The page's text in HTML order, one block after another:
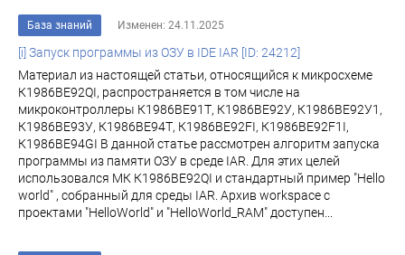
База знаний Изменен: 24.11.2025
[i] Запуск программы из ОЗУ в IDE IAR [ID: 24212]
Материал из настоящей статьи, относящийся к микросхеме
К1986ВЕ92QI, распространяется в том числе на
микроконтроллеры К1986ВЕ91Т, К1986ВЕ92У, К1986ВЕ92У1,
К1986ВЕ93У, К1986ВЕ94Т, К1986ВЕ92FI, К1986ВЕ92F1I,
К1986ВЕ94GI В данной статье рассмотрен алгоритм запуска
программы из памяти ОЗУ в среде IAR. Для этих целей
использовался МК К1986ВЕ92QI и стандартный пример "Hello
world" , собранный для среды IAR. Архив workspace с
проектами "HelloWorld" и "HelloWorld_RAM" доступен...